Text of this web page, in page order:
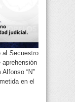
al Secuestro
“N”
en el